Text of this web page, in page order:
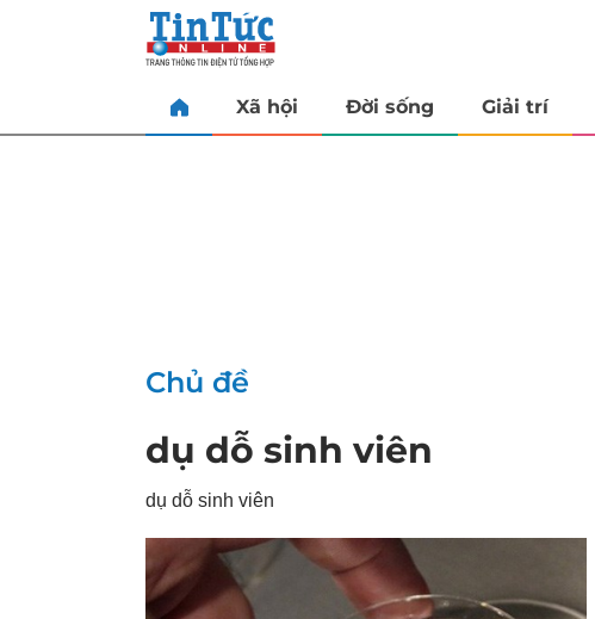
Xã hội Đời sống Giải trí
Chủ đề
dụ dỗ sinh viên
dụ dỗ sinh viên